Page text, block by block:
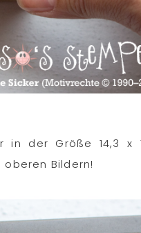
in der Größe 14,3 x
Bildern!